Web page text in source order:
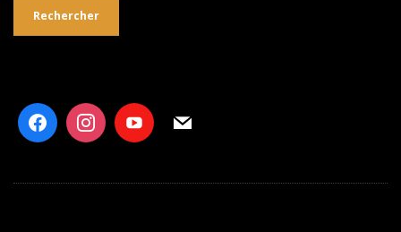
Rechercher